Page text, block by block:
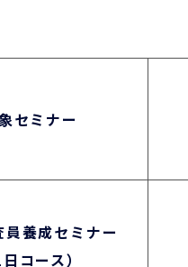
セミナー
員養成セミナー
日コース）